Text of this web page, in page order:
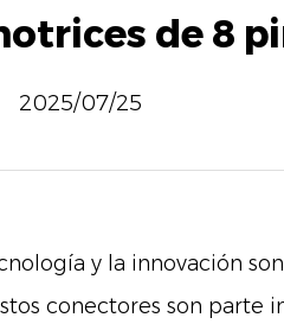
de 8
2025/07/25
y la innovación
conectores son